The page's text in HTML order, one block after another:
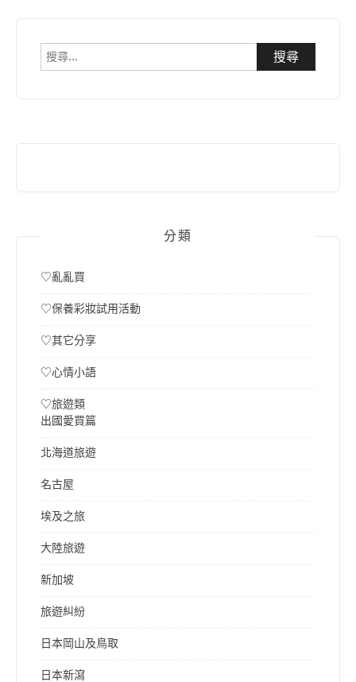
搜
尋
分類
♡亂亂買
♡保養彩妝試用活動
♡其它分享
♡心情小語
♡旅遊類
出國愛買篇
北海道旅遊
名古屋
埃及之旅
大陸旅遊
新加坡
旅遊糾紛
日本岡山及鳥取
日本新瀉